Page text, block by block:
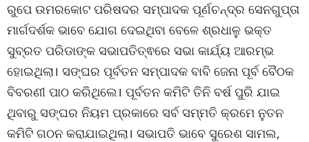
ରୁପେ ଉମରକୋଟ ପରିଷଦର ସମ୍ପାଦକ ପୂର୍ଣଚନ୍ଦ୍ର ସେନଗୁପ୍ତା
ମାର୍ଗଦର୍ଶକ ଭାବେ ଯୋଗ ଦେଇଥିବା ବେଳେ ଶ୍ରଧାଳୁ ଭକ୍ତ
ସୁବ୍ରତ ପରିଡାଙ୍କ ସଭାପତିତ୍ଵରେ ସଭା କାର୍ଯ୍ୟ ଆରମ୍ଭ
ହୋଇଥିଲା। ସଙ୍ଘର ପୂର୍ବତନ ସମ୍ପାଦକ ବାବି ଜେନା ପୂର୍ବ ବୈଠକ
ବିବରଣୀ ପାଠ କରିଥିଲେ। ପୂର୍ବତନ କମିଟି ତିନି ବର୍ଷ ପୁରି ଯାଇ
ଥିବାରୁ ସଙ୍ଘର ନିୟମ ପ୍ରକାରେ ସର୍ବ ସମ୍ମତି କ୍ରମେ ନୁତନ
କମିଟି ଗଠନ କରାଯାଇଥିଲା। ସଭାପତି ଭାବେ ସୁରେଶ ସାମଲ,